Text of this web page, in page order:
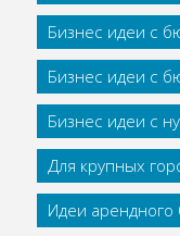
Бизнес идеи с
Бизнес идеи с
Бизнес идеи с
Для крупных
Идеи арендного